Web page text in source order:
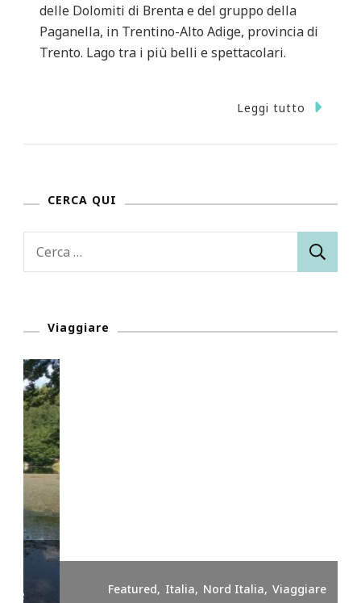
delle Dolomiti di Brenta e del gruppo della
Paganella, in Trentino-Alto Adige, provincia di
Trento. Lago tra i più belli e spettacolari.
Leggi tutto
CERCA QUI
Viaggiare
Featured Italia Nord Italia Viaggiare